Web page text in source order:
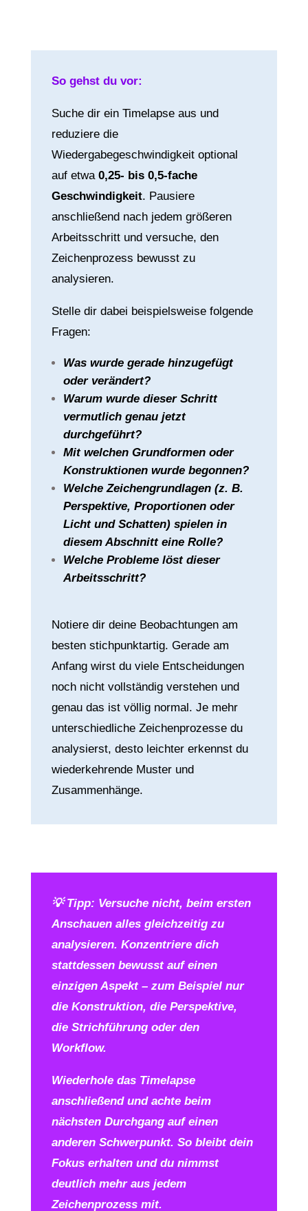
So gehst du vor:
Suche dir ein Timelapse aus und
reduziere die
Wiedergabegeschwindigkeit optional
auf etwa 0,25- bis 0,5-fache
Geschwindigkeit. Pausiere
anschließend nach jedem größeren
Arbeitsschritt und versuche, den
Zeichenprozess bewusst zu
analysieren.
Stelle dir dabei beispielsweise folgende
Fragen:
Was wurde gerade hinzugefügt
oder verändert?
Warum wurde dieser Schritt
vermutlich genau jetzt
durchgeführt?
Mit welchen Grundformen oder
Konstruktionen wurde begonnen?
Welche Zeichengrundlagen (z. B.
Perspektive, Proportionen oder
Licht und Schatten) spielen in
diesem Abschnitt eine Rolle?
Welche Probleme löst dieser
Arbeitsschritt?
Notiere dir deine Beobachtungen am
besten stichpunktartig. Gerade am
Anfang wirst du viele Entscheidungen
noch nicht vollständig verstehen und
genau das ist völlig normal. Je mehr
unterschiedliche Zeichenprozesse du
analysierst, desto leichter erkennst du
wiederkehrende Muster und
Zusammenhänge.
💡Tipp: Versuche nicht, beim ersten
Anschauen alles gleichzeitig zu
analysieren. Konzentriere dich
stattdessen bewusst auf einen
einzigen Aspekt – zum Beispiel nur
die Konstruktion, die Perspektive,
die Strichführung oder den
Workflow.
Wiederhole das Timelapse
anschließend und achte beim
nächsten Durchgang auf einen
anderen Schwerpunkt. So bleibt dein
Fokus erhalten und du nimmst
deutlich mehr aus jedem
Zeichenprozess mit.